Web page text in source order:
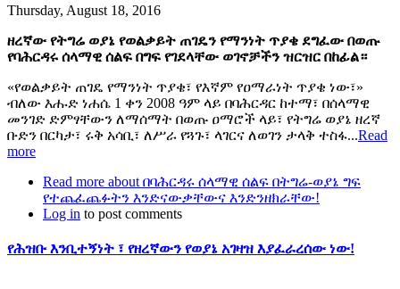
Thursday, August 18, 2016
ዘረኛው የትግሬ ወያኔ የወልቃይት ጠገዴን የማንነት ጥያቄ ደግፈው በወጡ
የባሕርዳሩ ሰላማዊ ሰልፍ በግፍ የገደላቸው ወገኖቻችን ዝርዝር በከፊል።
«የወልቃይት ጠገዴ የማንነት ጥያቄ፣ የእኛም የዐማራነት ጥያቄ ነው፣»
ብለው እሑድ ነሐሴ 1 ቀን 2008 ዓም ላይ በባሕርዳር ከተማ፣ በሰላማዊ
መንገድ ድምፃቸውን ለማሰማት በወጡ ዐማሮች ላይ፣ የትግሬ ወያኔ ዘረኛ
ቡድን በርካታ፣ ሩቅ አሳቢ፣ ለሥራ የጓጉ፣ ላገርና ለወገን ታላቅ ተስፋ...Read
more
Read more about በባሕርዳሩ ሰላማዊ ሰልፍ በትግሬ-ወያኔ ግፍ
የተጨፈጨፉትን እንድናውቃቸውና እንድንዘክራቸው!
Log in to post comments
የሕዝቡ እንቢተኝነት ፣ የዘረኛውን የወያኔ አገዛዝ እያፈራረሰው ነው!